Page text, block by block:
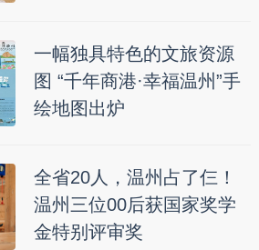
一幅独具特色的文旅资源
图 “千年商港·幸福温州”手
绘地图出炉
全省20人，温州占了仨！
温州三位00后获国家奖学
金特别评审奖